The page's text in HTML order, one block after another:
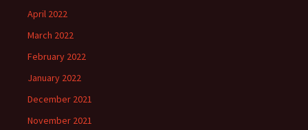
April 2022
March 2022
February 2022
January 2022
December 2021
November 2021